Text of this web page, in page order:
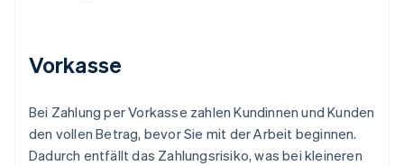
Vorkasse
Bei Zahlung per Vorkasse zahlen Kundinnen und Kunden
den vollen Betrag, bevor Sie mit der Arbeit beginnen.
Dadurch entfällt das Zahlungsrisiko, was bei kleineren